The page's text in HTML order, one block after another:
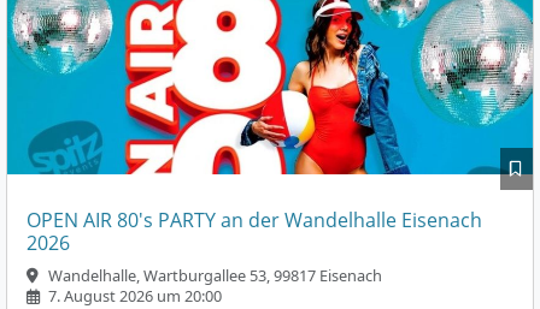
OPEN AIR 80's PARTY an der Wandelhalle Eisenach
2026
Wandelhalle, Wartburgallee 53, 99817 Eisenach
7. August 2026 um 20:00